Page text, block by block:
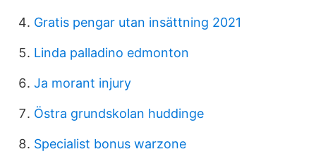
Gratis pengar utan insättning 2021
Linda palladino edmonton
Ja morant injury
Östra grundskolan huddinge
Specialist bonus warzone